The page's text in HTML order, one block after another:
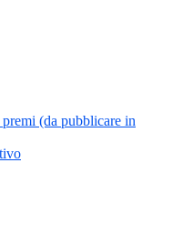
(da pubblicare in